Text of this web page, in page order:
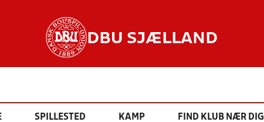
DBU SJÆLLAND
SPILLESTED KAMP FIND KLUB NÆR DIG